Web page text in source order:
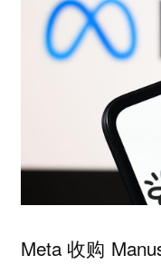
Meta 收购